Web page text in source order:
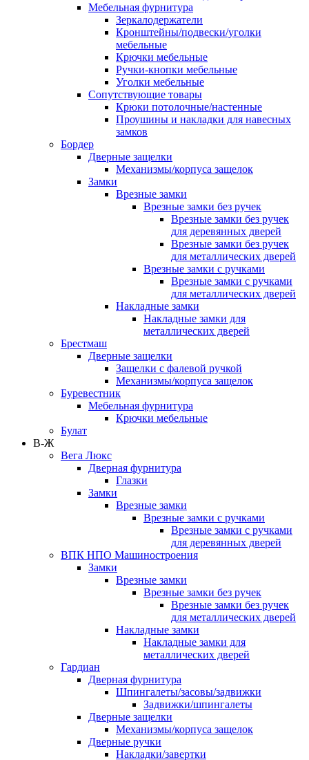
Мебельная фурнитура
Зеркалодержатели
Кронштейны/подвески/уголки
мебельные
Крючки мебельные
Ручки-кнопки мебельные
Уголки мебельные
Сопутствующие товары
Крюки потолочные/настенные
Проушины и накладки для навесных
замков
Бордер
Дверные защелки
Механизмы/корпуса защелок
Замки
Врезные замки
Врезные замки без ручек
Врезные замки без ручек
для деревянных дверей
Врезные замки без ручек
для металлических дверей
Врезные замки с ручками
Врезные замки с ручками
для металлических дверей
Накладные замки
Накладные замки для
металлических дверей
Брестмаш
Дверные защелки
Защелки с фалевой ручкой
Механизмы/корпуса защелок
Буревестник
Мебельная фурнитура
Крючки мебельные
Булат
В-Ж
Вега Люкс
Дверная фурнитура
Глазки
Замки
Врезные замки
Врезные замки с ручками
Врезные замки с ручками
для деревянных дверей
ВПК НПО Машиностроения
Замки
Врезные замки
Врезные замки без ручек
Врезные замки без ручек
для металлических дверей
Накладные замки
Накладные замки для
металлических дверей
Гардиан
Дверная фурнитура
Шпингалеты/засовы/задвижки
Задвижки/шпингалеты
Дверные защелки
Механизмы/корпуса защелок
Дверные ручки
Накладки/завертки